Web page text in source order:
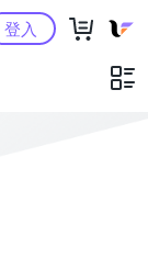
登入